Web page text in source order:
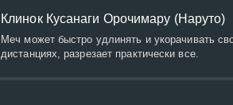
Клинок Кусанаги Орочимару (Наруто)
Меч может быстро удлинять и укорачивать
дистанциях, разрезает практически все.